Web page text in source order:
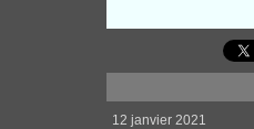
12 janvier 2021